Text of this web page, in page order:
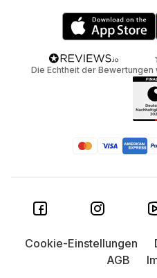
Die Echtheit der
Cookie-Einstellungen
AGB